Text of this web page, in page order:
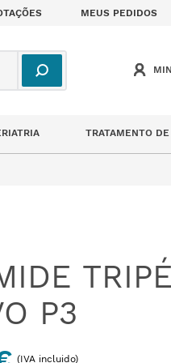
MEUS PEDIDOS
TRATAMENTO
P3
(IVA incluido)